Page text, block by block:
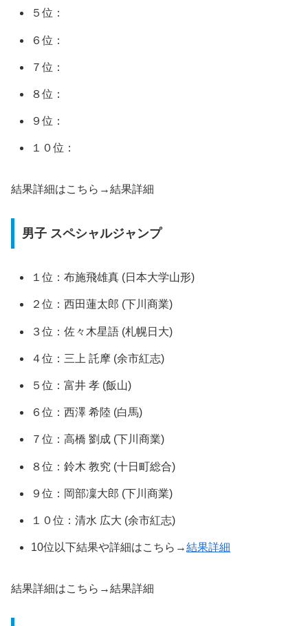
５位：
６位：
７位：
８位：
９位：
１０位：
結果詳細はこちら→結果詳細
男子 スペシャルジャンプ
１位：布施飛雄真 (日本大学山形)
２位：西田蓮太郎 (下川商業)
３位：佐々木星語 (札幌日大)
４位：三上 託摩 (余市紅志)
５位：富井 孝 (飯山)
６位：西澤 希陸 (白馬)
７位：高橋 劉成 (下川商業)
８位：鈴木 教究 (十日町総合)
９位：岡部凜大郎 (下川商業)
１０位：清水 広大 (余市紅志)
10位以下結果や詳細はこちら→結果詳細
結果詳細はこちら→結果詳細